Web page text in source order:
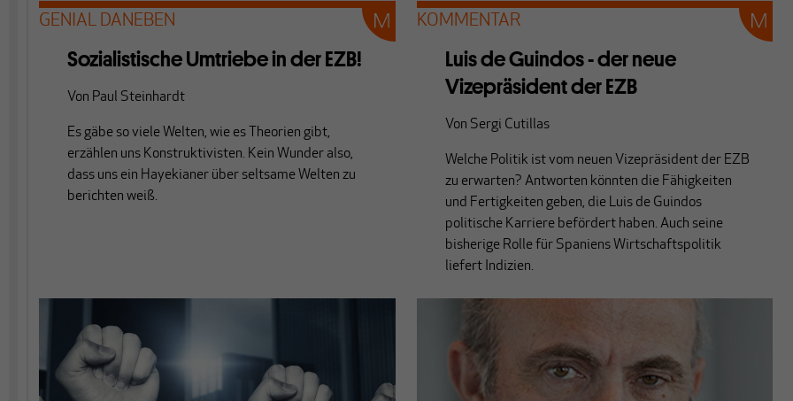
GENIAL DANEBEN
Sozialistische Umtriebe in der EZB!
Von Paul Steinhardt
Es gäbe so viele Welten, wie es Theorien gibt,
erzählen uns Konstruktivisten. Kein Wunder also,
dass uns ein Hayekianer über seltsame Welten zu
berichten weiß.
KOMMENTAR
Luis de Guindos - der neue
Vizepräsident der EZB
Von Sergi Cutillas
Welche Politik ist vom neuen Vizepräsident der EZB
zu erwarten? Antworten könnten die Fähigkeiten
und Fertigkeiten geben, die Luis de Guindos
politische Karriere befördert haben. Auch seine
bisherige Rolle für Spaniens Wirtschaftspolitik
liefert Indizien.